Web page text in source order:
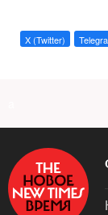
X (Twitter)